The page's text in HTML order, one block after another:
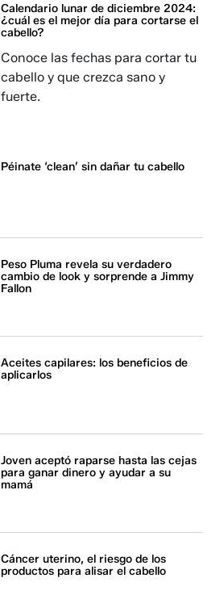
Calendario lunar de diciembre 2024:
¿cuál es el mejor día para cortarse el
cabello?
Conoce las fechas para cortar tu
cabello y que crezca sano y
fuerte.
Péinate ‘clean’ sin dañar tu cabello
Peso Pluma revela su verdadero
cambio de look y sorprende a Jimmy
Fallon
Aceites capilares: los beneficios de
aplicarlos
Joven aceptó raparse hasta las cejas
para ganar dinero y ayudar a su
mamá
Cáncer uterino, el riesgo de los
productos para alisar el cabello